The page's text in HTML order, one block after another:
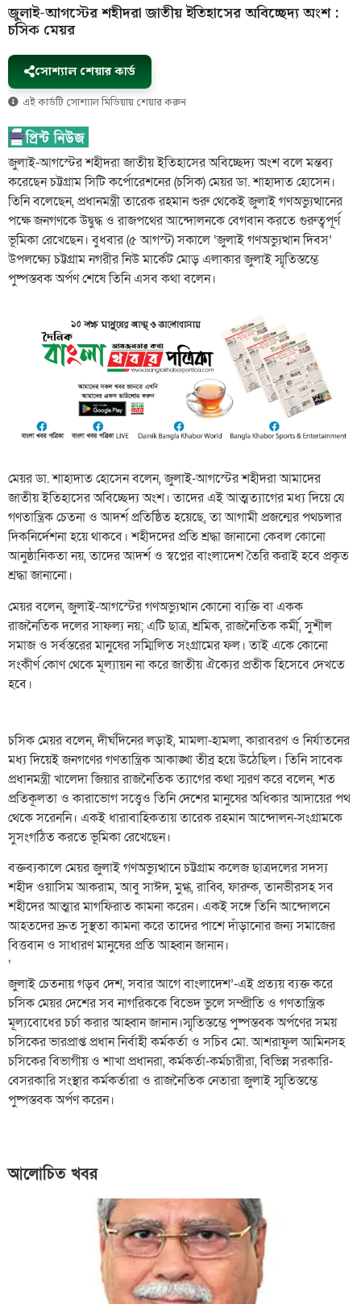
জুলাই-আগস্টের শহীদরা জাতীয় ইতিহাসের অবিচ্ছেদ্য অংশ :
চসিক মেয়র
সোশ্যাল শেয়ার কার্ড
এই কার্ডটি সোশ্যাল মিডিয়ায় শেয়ার করুন
জুলাই-আগস্টের শহীদরা জাতীয় ইতিহাসের অবিচ্ছেদ্য অংশ বলে মন্তব্য
করেছেন চট্টগ্রাম সিটি কর্পোরেশনের (চসিক) মেয়র ডা. শাহাদাত হোসেন।
তিনি বলেছেন, প্রধানমন্ত্রী তারেক রহমান শুরু থেকেই জুলাই গণঅভ্যুত্থানের
পক্ষে জনগণকে উদ্বুদ্ধ ও রাজপথের আন্দোলনকে বেগবান করতে গুরুত্বপূর্ণ
ভূমিকা রেখেছেন। বুধবার (৫ আগস্ট) সকালে ‘জুলাই গণঅভ্যুত্থান দিবস’
উপলক্ষ্যে চট্টগ্রাম নগরীর নিউ মার্কেট মোড় এলাকার জুলাই স্মৃতিস্তম্ভে
পুষ্পস্তবক অর্পণ শেষে তিনি এসব কথা বলেন।
মেয়র ডা. শাহাদাত হোসেন বলেন, জুলাই-আগস্টের শহীদরা আমাদের
জাতীয় ইতিহাসের অবিচ্ছেদ্য অংশ। তাদের এই আত্মত্যাগের মধ্য দিয়ে যে
গণতান্ত্রিক চেতনা ও আদর্শ প্রতিষ্ঠিত হয়েছে, তা আগামী প্রজন্মের পথচলার
দিকনির্দেশনা হয়ে থাকবে। শহীদদের প্রতি শ্রদ্ধা জানানো কেবল কোনো
আনুষ্ঠানিকতা নয়, তাদের আদর্শ ও স্বপ্নের বাংলাদেশ তৈরি করাই হবে প্রকৃত
শ্রদ্ধা জানানো।
মেয়র বলেন, জুলাই-আগস্টের গণঅভ্যুত্থান কোনো ব্যক্তি বা একক
রাজনৈতিক দলের সাফল্য নয়; এটি ছাত্র, শ্রমিক, রাজনৈতিক কর্মী, সুশীল
সমাজ ও সর্বস্তরের মানুষের সম্মিলিত সংগ্রামের ফল। তাই একে কোনো
সংকীর্ণ কোণ থেকে মূল্যায়ন না করে জাতীয় ঐক্যের প্রতীক হিসেবে দেখতে
হবে।
চসিক মেয়র বলেন, দীর্ঘদিনের লড়াই, মামলা-হামলা, কারাবরণ ও নির্যাতনের
মধ্য দিয়েই জনগণের গণতান্ত্রিক আকাঙ্খা তীব্র হয়ে উঠেছিল। তিনি সাবেক
প্রধানমন্ত্রী খালেদা জিয়ার রাজনৈতিক ত্যাগের কথা স্মরণ করে বলেন, শত
প্রতিকূলতা ও কারাভোগ সত্ত্বেও তিনি দেশের মানুষের অধিকার আদায়ের পথ
থেকে সরেননি। একই ধারাবাহিকতায় তারেক রহমান আন্দোলন-সংগ্রামকে
সুসংগঠিত করতে ভূমিকা রেখেছেন।
বক্তব্যকালে মেয়র জুলাই গণঅভ্যুত্থানে চট্টগ্রাম কলেজ ছাত্রদলের সদস্য
শহীদ ওয়াসিম আকরাম, আবু সাঈদ, মুগ্ধ, রাব্বি, ফারুক, তানভীরসহ সব
শহীদের আত্মার মাগফিরাত কামনা করেন। একই সঙ্গে তিনি আন্দোলনে
আহতদের দ্রুত সুস্থতা কামনা করে তাদের পাশে দাঁড়ানোর জন্য সমাজের
বিত্তবান ও সাধারণ মানুষের প্রতি আহ্বান জানান।
‘
জুলাই চেতনায় গড়ব দেশ, সবার আগে বাংলাদেশ’-এই প্রত্যয় ব্যক্ত করে
চসিক মেয়র দেশের সব নাগরিককে বিভেদ ভুলে সম্প্রীতি ও গণতান্ত্রিক
মূল্যবোধের চর্চা করার আহ্বান জানান।স্মৃতিস্তম্ভে পুষ্পস্তবক অর্পণের সময়
চসিকের ভারপ্রাপ্ত প্রধান নির্বাহী কর্মকর্তা ও সচিব মো. আশরাফুল আমিনসহ
চসিকের বিভাগীয় ও শাখা প্রধানরা, কর্মকর্তা-কর্মচারীরা, বিভিন্ন সরকারি-
বেসরকারি সংস্থার কর্মকর্তারা ও রাজনৈতিক নেতারা জুলাই স্মৃতিস্তম্ভে
পুষ্পস্তবক অর্পণ করেন।
আলোচিত খবর